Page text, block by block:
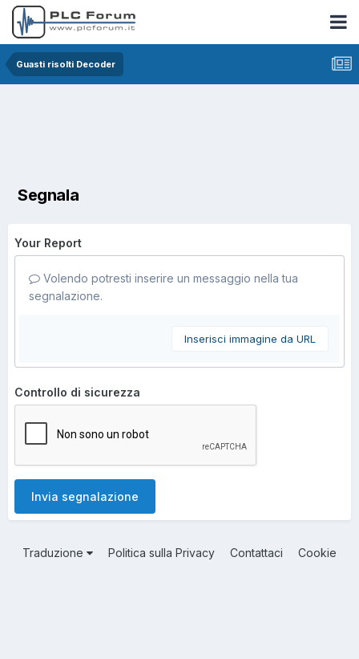
Guasti risolti Decoder
Segnala
Your Report
Volendo potresti inserire un messaggio nella tua
segnalazione.
Inserisci immagine da URL
Controllo di sicurezza
Invia segnalazione
Traduzione Politica sulla Privacy Contattaci Cookie